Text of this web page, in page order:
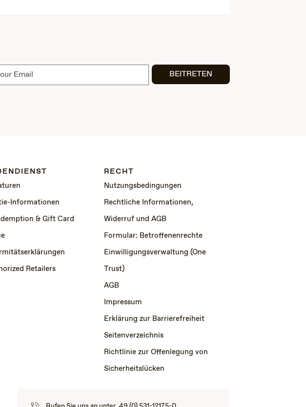
BEITRETEN
Informationen
& Gift Card
Retailers
RECHT
Nutzungsbedingungen
Rechtliche Informationen,
Widerruf und AGB
Formular: Betroffenenrechte
Einwilligungsverwaltung (One
Trust)
AGB
Impressum
Erklärung zur Barrierefreiheit
Seitenverzeichnis
Richtlinie zur Offenlegung von
Sicherheitslücken